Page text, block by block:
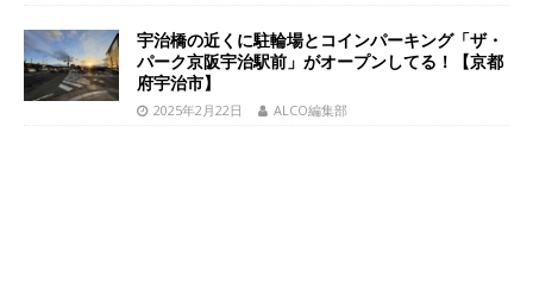
宇治橋の近くに駐輪場とコインパーキング「ザ・
パーク京阪宇治駅前」がオープンしてる！【京都
府宇治市】
2025年2月22日 ALCO編集部